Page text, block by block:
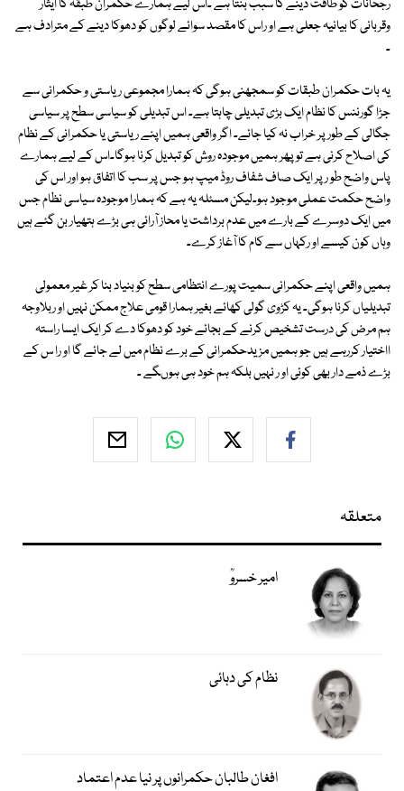
رجحانات کو طاقت دینے کا سبب بنتا ہے ۔اس لیے ہمارے حکمران طبقہ کا ایثار
وقربانی کا بیانیہ جعلی ہے او راس کا مقصد سوائے لوگوں کو دھوکا دینے کے مترادف ہے
۔
یہ بات حکمران طبقات کو سمجھنی ہوگی کہ ہمارا مجموعی ریاستی و حکمرانی سے
جڑا گورننس کا نظام ایک بڑی تبدیلی چاہتا ہے۔ اس تبدیلی کو سیاسی سطح پر سیاسی
جگالی کے طور پر خراب نہ کیا جائے۔ اگر واقعی ہمیں اپنے ریاستی یا حکمرانی کے نظام
کی اصلاح کرنی ہے تو پھر ہمیں موجودہ روش کو تبدیل کرنا ہوگا۔اس کے لیے ہمارے
پاس واضح طو رپر ایک صاف شفاف روڈ میپ ہو جس پر سب کا اتفاق ہو اور اس کی
واضح حکمت عملی موجود ہو۔لیکن مسئلہ یہ ہے کہ ہمارا موجودہ سیاسی نظام جس
میں ایک دوسرے کے بارے میں عدم برداشت یا محاز آرائی ہی بڑے ہتھیار بن گئے ہیں
وہاں کون کیسے او رکہاں سے کام کا آغاز کرے۔
ہمیں واقعی اپنے حکمرانی سمیت پورے انتظامی سطح کو بنیاد بنا کر غیر معمولی
تبدیلیاں کرنا ہوگی۔ یہ کڑوی گولی کھائے بغیر ہمارا قومی علاج ممکن نہیں او ربلاوجہ
ہم مرض کی درست تشخیص کرنے کے بجائے خود کو دھوکا دے کر ایک ایسا راستہ
ااختیار کررہے ہیں جو ہمیں مزیدحکمرانی کے برے نظام میں لے جائے گا او را س کے
بڑے ذمے دار بھی کوئی او ر نہیں بلکہ ہم خود ہی ہوںگے ۔
متعلقہ
امیر خسروؒ
نظام کی دہائی
افغان طالبان حکمرانوں پر نیا عدم اعتماد